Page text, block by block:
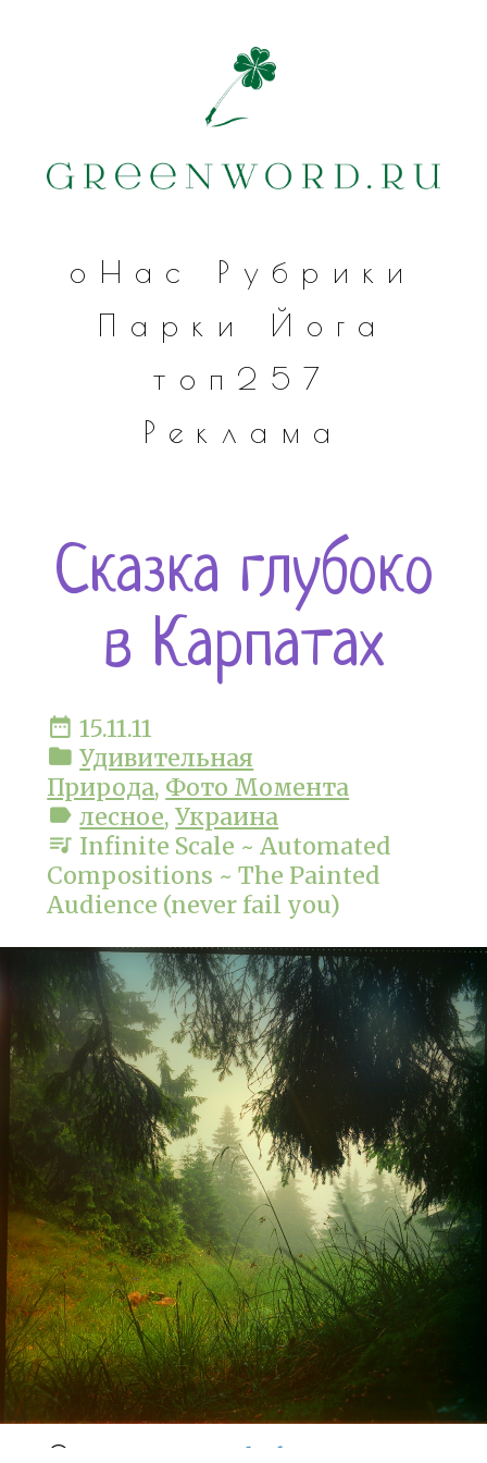
оНас
Рубрики
Парки
Йога
топ257
Реклама
Сказка глубоко
в Карпатах
date_range 15.11.11
folder Удивительная
Природа, Фото Момента
label лесное,Украина
queue_music Infinite Scale ~ Automated
Compositions ~ The Painted
Audience (never fail you)
© Roman Ostapchuk